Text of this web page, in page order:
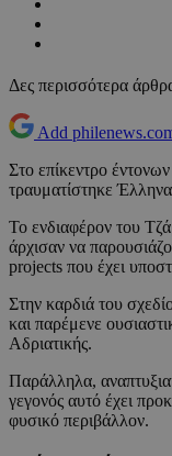
Δες περισσότερα
Add
Στο επίκεντρο
τραυματίστηκε
Το ενδιαφέρον του
άρχισαν να
projects που έχει
Στην καρδιά του
και παρέμενε
Αδριατικής.
Παράλληλα,
γεγονός αυτό έχει
φυσικό περιβάλλον.